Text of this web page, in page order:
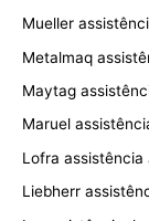
Mueller
Metalmaq
Maytag
Maruel
Lofra assistência
Liebherr